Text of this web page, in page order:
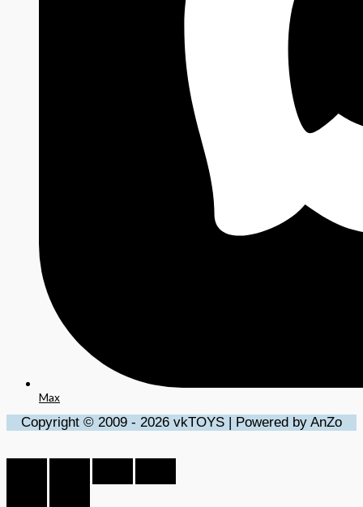
Max
Copyright © 2009 - 2026 vkTOYS | Powered by AnZo